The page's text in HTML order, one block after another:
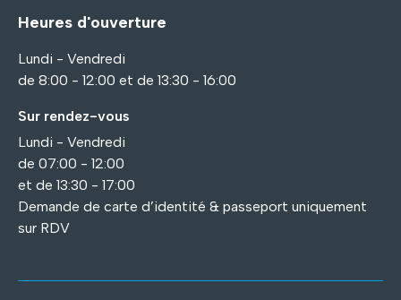
Heures d'ouverture
Lundi - Vendredi
de 8:00 - 12:00 et de 13:30 - 16:00
Sur rendez-vous
Lundi - Vendredi
de 07:00 - 12:00
et de 13:30 - 17:00
Demande de carte d’identité & passeport uniquement
sur RDV